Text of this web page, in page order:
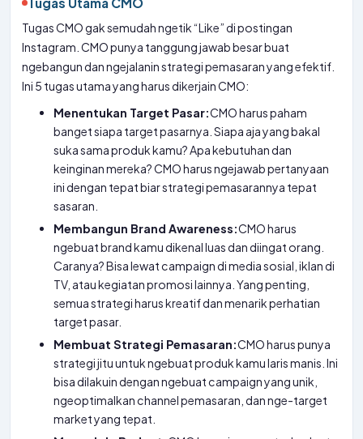
Tugas CMO gak semudah ngetik “Like” di postingan
Instagram. CMO punya tanggung jawab besar buat
ngebangun dan ngejalanin strategi pemasaran yang efektif.
Ini 5 tugas utama yang harus dikerjain CMO:
Menentukan Target Pasar:CMO harus paham
banget siapa target pasarnya. Siapa aja yang bakal
suka sama produk kamu? Apa kebutuhan dan
keinginan mereka? CMO harus ngejawab pertanyaan
ini dengan tepat biar strategi pemasarannya tepat
sasaran.
Membangun Brand Awareness:CMO harus
ngebuat brand kamu dikenal luas dan diingat orang.
Caranya? Bisa lewat campaign di media sosial, iklan di
TV, atau kegiatan promosi lainnya. Yang penting,
semua strategi harus kreatif dan menarik perhatian
target pasar.
Membuat Strategi Pemasaran:CMO harus punya
strategi jitu untuk ngebuat produk kamu laris manis. Ini
bisa dilakuin dengan ngebuat campaign yang unik,
ngeoptimalkan channel pemasaran, dan nge-target
market yang tepat.